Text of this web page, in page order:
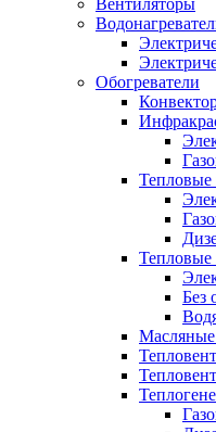
Вентиляторы
Обогреватели
Тепловые
Без